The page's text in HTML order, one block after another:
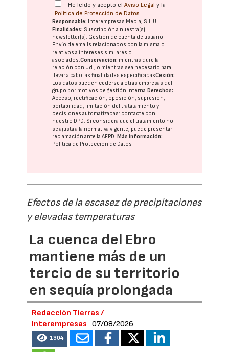
He leído y acepto elAviso Legal y la
Política de Protección de Datos
Responsable: Interempresas Media, S.L.U.
Finalidades: Suscripción a nuestra(s)
newsletter(s). Gestión de cuenta de usuario.
Envío de emails relacionados con la misma o
relativos a intereses similares o
asociados.Conservación: mientras dure la
relación con Ud., o mientras sea necesario para
llevar a cabo las finalidades especificadasCesión:
Los datos pueden cederse a otras empresas del
grupo por motivos de gestión interna.Derechos:
Acceso, rectificación, oposición, supresión,
portabilidad, limitación del tratatamiento y
decisiones automatizadas: contacte con
nuestro DPD . Si considera que el tratamiento no
se ajusta a la normativa vigente, puede presentar
reclamación ante laAEPD .Más información:
Política de Protección de Datos
Efectos de la escasez de precipitaciones
y elevadas temperaturas
La cuenca del Ebro
mantiene más de un
tercio de su territorio
en sequía prolongada
Redacción Tierras /
Interempresas
07/08/2026
1304